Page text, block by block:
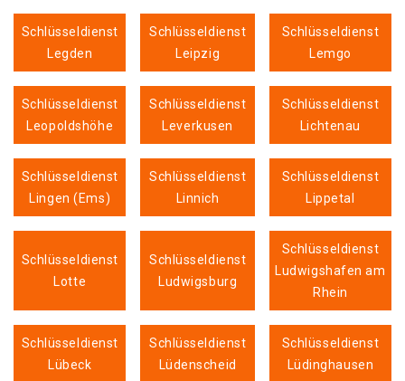
Schlüsseldienst
Legden
Schlüsseldienst
Leipzig
Schlüsseldienst
Lemgo
Schlüsseldienst
Leopoldshöhe
Schlüsseldienst
Leverkusen
Schlüsseldienst
Lichtenau
Schlüsseldienst
Lingen (Ems)
Schlüsseldienst
Linnich
Schlüsseldienst
Lippetal
Schlüsseldienst
Lotte
Schlüsseldienst
Ludwigsburg
Schlüsseldienst
Ludwigshafen am
Rhein
Schlüsseldienst
Lübeck
Schlüsseldienst
Lüdenscheid
Schlüsseldienst
Lüdinghausen